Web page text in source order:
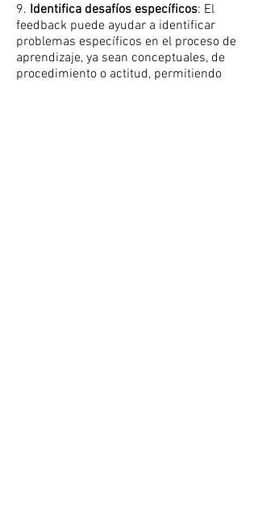
9. Identifica desafíos específicos: El
feedback puede ayudar a identificar
problemas específicos en el proceso de
aprendizaje, ya sean conceptuales, de
procedimiento o actitud, permitiendo